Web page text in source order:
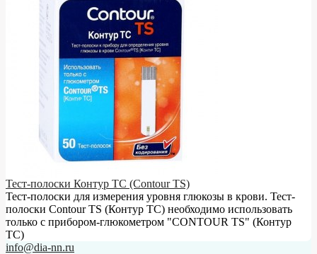
Тест-полоски Контур ТС (Contour TS)
Тест-полоски для измерения уровня глюкозы в крови. Тест-
полоски Contour TS (Контур ТС) необходимо использовать
только с прибором-глюкометром "CONTOUR TS" (Контур
ТС)
info@dia-nn.ru